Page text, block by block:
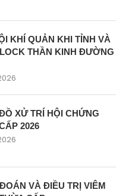
KHÍ QUẢN KHI TỈNH VÀ
THẦN KINH ĐƯỜNG
XỬ TRÍ HỘI CHỨNG
2026
VÀ ĐIỀU TRỊ VIÊM